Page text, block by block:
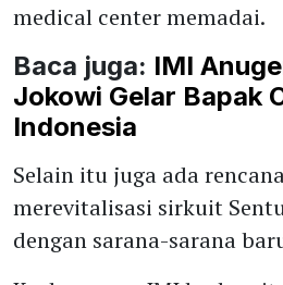
medical center memadai.
Baca juga: IMI
Jokowi Gelar Bapak
Indonesia
Selain itu juga ada
merevitalisasi sirkuit
dengan sarana-sarana